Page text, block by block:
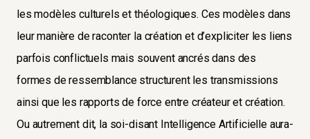
les modèles culturels et théologiques. Ces modèles dans
leur manière de raconter la création et d’expliciter les liens
parfois conflictuels mais souvent ancrés dans des
formes de ressemblance structurent les transmissions
ainsi que les rapports de force entre créateur et création.
Ou autrement dit, la soi-disant Intelligence Artificielle aura-